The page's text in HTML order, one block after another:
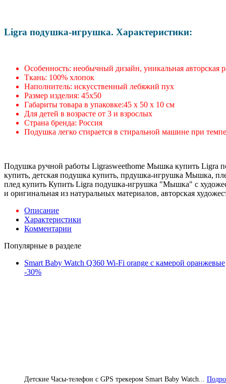
Ligra подушка-игрушка. Характеристики:
Особенность: необычный дизайн, уникальная авторская
Ткань: 100% хлопок
Наполнитель: искусственный лебяжий пух
Размер изделия: 45х50
Габариты товара в упаковке:45 x 50 x 10 см
Для детей в возрасте от 3 и взрослых
Страна бренда: Россия
Подушка легко стирается в стиральной машине при
Подушка ручной работы Ligrasweethome Мышка купить Ligra
купить, детская подушка купить, прдушка-игрушка Мышка,
плед купить Купить Ligra подушка-игрушка "Мышка" с
и оригинальная из натуральных материалов, авторская
Описание
Характеристики
Комментарии
Популярные в разделе
Smart Baby Watch Q360 Wi-Fi orange с камерой оранжевые
-30%
Детские Часы-телефон с GPS трекером Smart Baby Watch...